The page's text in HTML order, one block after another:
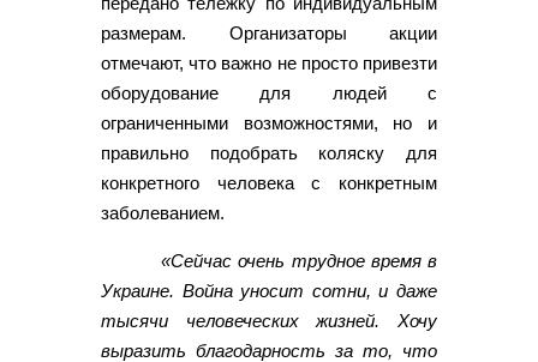
размерам. Организаторы акции
отмечают, что важно не просто привезти
оборудование для людей с
ограниченными возможностями, но и
правильно подобрать коляску для
конкретного человека с конкретным
заболеванием.
«Сейчас очень трудное время в
Украине. Война уносит сотни, и даже
тысячи человеческих жизней. Хочу
выразить благодарность за то, что